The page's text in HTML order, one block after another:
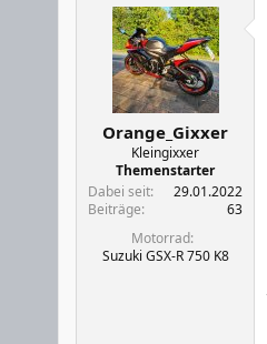
Orange_Gixxer
Kleingixxer
Themenstarter
Dabei seit
29.01.2022
Beiträge
63
Motorrad
Suzuki GSX-R 750 K8